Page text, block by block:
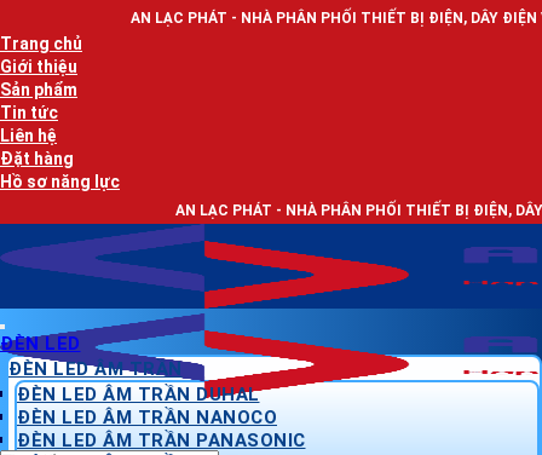
qua
nội
dung
AN LẠC PHÁT - NHÀ PHÂN PHỐI THIẾT BỊ ĐIỆN, DÂY ĐIỆN VÀ ĐÈN LED
Trang chủ
Giới thiệu
Sản phẩm
Tin tức
Liên hệ
Đặt hàng
Hồ sơ năng lực
AN LẠC PHÁT - NHÀ PHÂN PHỐI THIẾT BỊ ĐIỆN, DÂY ĐIỆN VÀ ĐÈN
ĐÈN LED
ĐÈN LED ÂM TRẦN
ĐÈN LED ÂM TRẦN DUHAL
ĐÈN LED ÂM TRẦN NANOCO
ĐÈN LED ÂM TRẦN PANASONIC